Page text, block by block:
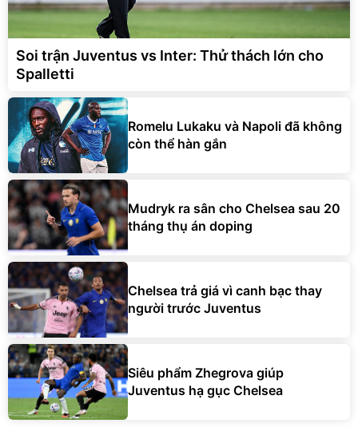
Soi trận Juventus vs Inter: Thử thách lớn cho
Spalletti
Romelu Lukaku và Napoli đã không
còn thể hàn gắn
Mudryk ra sân cho Chelsea sau 20
tháng thụ án doping
Chelsea trả giá vì canh bạc thay
người trước Juventus
Siêu phẩm Zhegrova giúp
Juventus hạ gục Chelsea